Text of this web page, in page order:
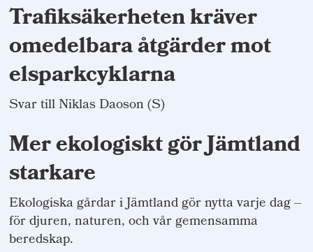
Trafiksäkerheten kräver
omedelbara åtgärder mot
elsparkcyklarna
Svar till Niklas Daoson (S)
Mer ekologiskt gör Jämtland
starkare
Ekologiska gårdar i Jämtland gör nytta varje dag –
för djuren, naturen, och vår gemensamma
beredskap.